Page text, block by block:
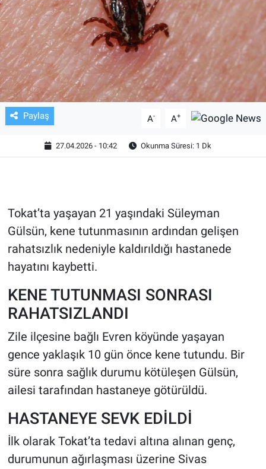
Paylaş A- A+
27.04.2026 - 10:42 Okunma Süresi: 1 Dk
Tokat’ta yaşayan 21 yaşındaki Süleyman
Gülsün, kene tutunmasının ardından gelişen
rahatsızlık nedeniyle kaldırıldığı hastanede
hayatını kaybetti.
KENE TUTUNMASI SONRASI
RAHATSIZLANDI
Zile ilçesine bağlı Evren köyünde yaşayan
gence yaklaşık 10 gün önce kene tutundu. Bir
süre sonra sağlık durumu kötüleşen Gülsün,
ailesi tarafından hastaneye götürüldü.
HASTANEYE SEVK EDİLDİ
İlk olarak Tokat’ta tedavi altına alınan genç,
durumunun ağırlaşması üzerine Sivas
BASKETBOL
SAĞLIK
GENEL
KÜLTÜR SANAT
ASAYİŞ
EĞİTİM
ÇEVRE
HABERDE İNSAN
POLİTİKA
MAGAZİN
Bilim, Teknoloji